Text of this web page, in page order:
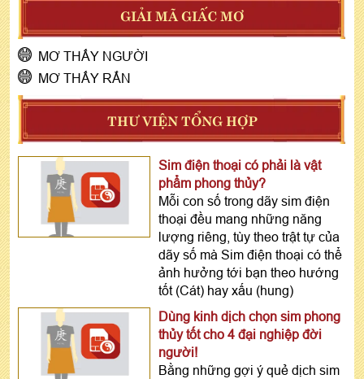
GIẢI MÃ GIẤC MƠ
MƠ THẤY NGƯỜI
MƠ THẤY RẮN
THƯ VIỆN TỔNG HỢP
Sim điện thoại có phải là vật
phẩm phong thủy?
Mỗi con số trong dãy sim điện
thoại đều mang những năng
lượng riêng, tùy theo trật tự của
dãy số mà Sim điện thoại có thể
ảnh hưởng tới bạn theo hướng
tốt (Cát) hay xấu (hung)
Dùng kinh dịch chọn sim phong
thủy tốt cho 4 đại nghiệp đời
người!
Bằng những gợi ý quẻ dịch sim